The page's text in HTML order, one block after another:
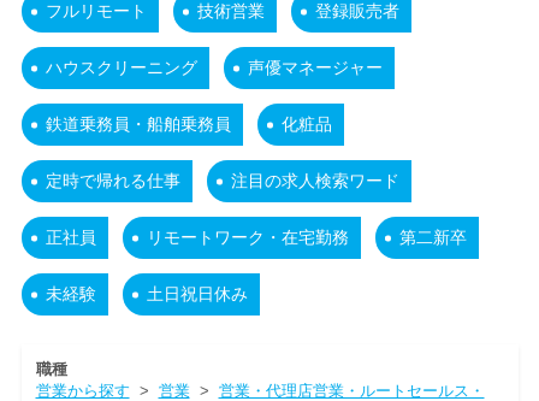
フルリモート 技術営業 登録販売者
ハウスクリーニング 声優マネージャー
鉄道乗務員・船舶乗務員 化粧品
定時で帰れる仕事 注目の求人検索ワード
正社員 リモートワーク・在宅勤務 第二新卒
未経験 土日祝日休み
職種
営業から探す > 営業> 営業・代理店営業・ルートセールス・